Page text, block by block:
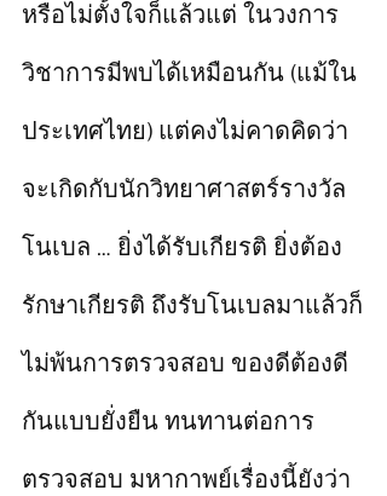
หรือไม่ตั้งใจก็แล้วแต่ ในวงการ
วิชาการมีพบได้เหมือนกัน (แม้ใน
ประเทศไทย) แต่คงไม่คาดคิดว่า
จะเกิดกับนักวิทยาศาสตร์รางวัล
โนเบล … ยิ่งได้รับเกียรติ ยิ่งต้อง
รักษาเกียรติ ถึงรับโนเบลมาแล้วก็
ไม่พ้นการตรวจสอบ ของดีต้องดี
กันแบบยั่งยืน ทนทานต่อการ
ตรวจสอบ มหากาพย์เรื่องนี้ยังว่า